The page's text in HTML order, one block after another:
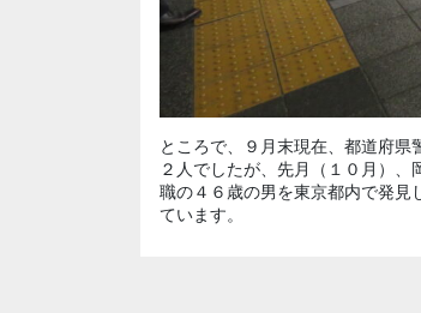
ところで、９月末現在、都道府
２人でしたが、先月（１０月）
職の４６歳の男を東京都内で発見
ています。